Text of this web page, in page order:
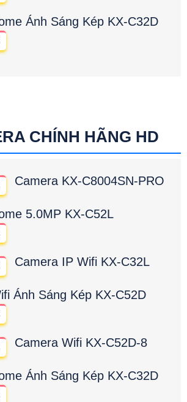
Ánh Sáng Kép KX-C32D
CHÍNH HÃNG HD
Camera KX-C8004SN-PRO
5.0MP KX-C52L
Camera IP Wifi KX-C32L
Ánh Sáng Kép KX-C52D
Camera Wifi KX-C52D-8
Ánh Sáng Kép KX-C32D